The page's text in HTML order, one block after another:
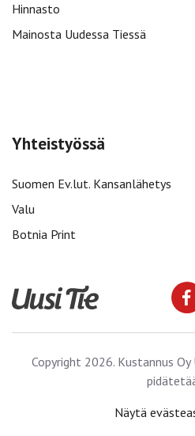
Hinnasto
Mainosta Uudessa Tiessä
Yhteistyössä
Suomen Ev.lut. Kansanlähetys
Valu
Botnia Print
Copyright 2026. Kustannus Oy
Näytä